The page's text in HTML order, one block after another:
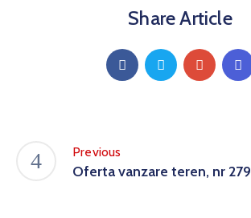
Share Article
Previous
Oferta vanzare teren, nr 279